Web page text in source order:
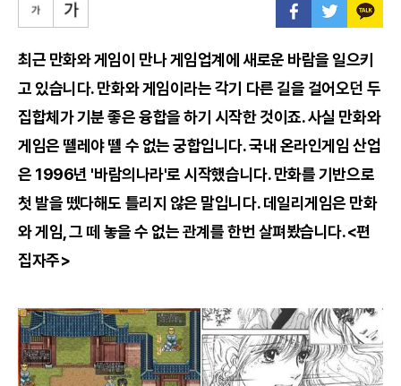
최근 만화와 게임이 만나 게임업계에 새로운 바람을 일으키
고 있습니다. 만화와 게임이라는 각기 다른 길을 걸어오던 두
집합체가 기분 좋은 융합을 하기 시작한 것이죠. 사실 만화와
게임은 뗄레야 뗄 수 없는 궁합입니다. 국내 온라인게임 산업
은 1996년 '바람의나라'로 시작했습니다. 만화를 기반으로
첫 발을 뗐다해도 틀리지 않은 말입니다. 데일리게임은 만화
와 게임, 그 떼 놓을 수 없는 관계를 한번 살펴봤습니다.<편
집자주>